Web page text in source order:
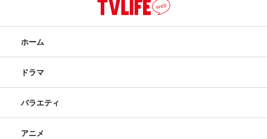
ホーム
ドラマ
バラエティ
アニメ